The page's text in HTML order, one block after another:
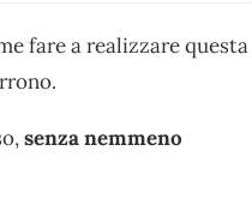
fare a realizzare questa
senza nemmeno